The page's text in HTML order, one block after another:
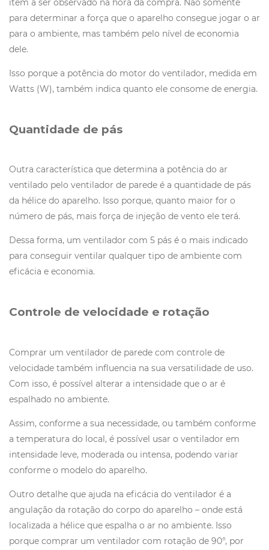
item a ser observado na hora da compra. Não somente
para determinar a força que o aparelho consegue jogar o ar
para o ambiente, mas também pelo nível de economia
dele.
Isso porque a potência do motor do ventilador, medida em
Watts (W), também indica quanto ele consome de energia.
Quantidade de pás
Outra característica que determina a potência do ar
ventilado pelo ventilador de parede é a quantidade de pás
da hélice do aparelho. Isso porque, quanto maior for o
número de pás, mais força de injeção de vento ele terá.
Dessa forma, um ventilador com 5 pás é o mais indicado
para conseguir ventilar qualquer tipo de ambiente com
eficácia e economia.
Controle de velocidade e rotação
Comprar um ventilador de parede com controle de
velocidade também influencia na sua versatilidade de uso.
Com isso, é possível alterar a intensidade que o ar é
espalhado no ambiente.
Assim, conforme a sua necessidade, ou também conforme
a temperatura do local, é possível usar o ventilador em
intensidade leve, moderada ou intensa, podendo variar
conforme o modelo do aparelho.
Outro detalhe que ajuda na eficácia do ventilador é a
angulação da rotação do corpo do aparelho – onde está
localizada a hélice que espalha o ar no ambiente. Isso
porque comprar um ventilador com rotação de 90°, por